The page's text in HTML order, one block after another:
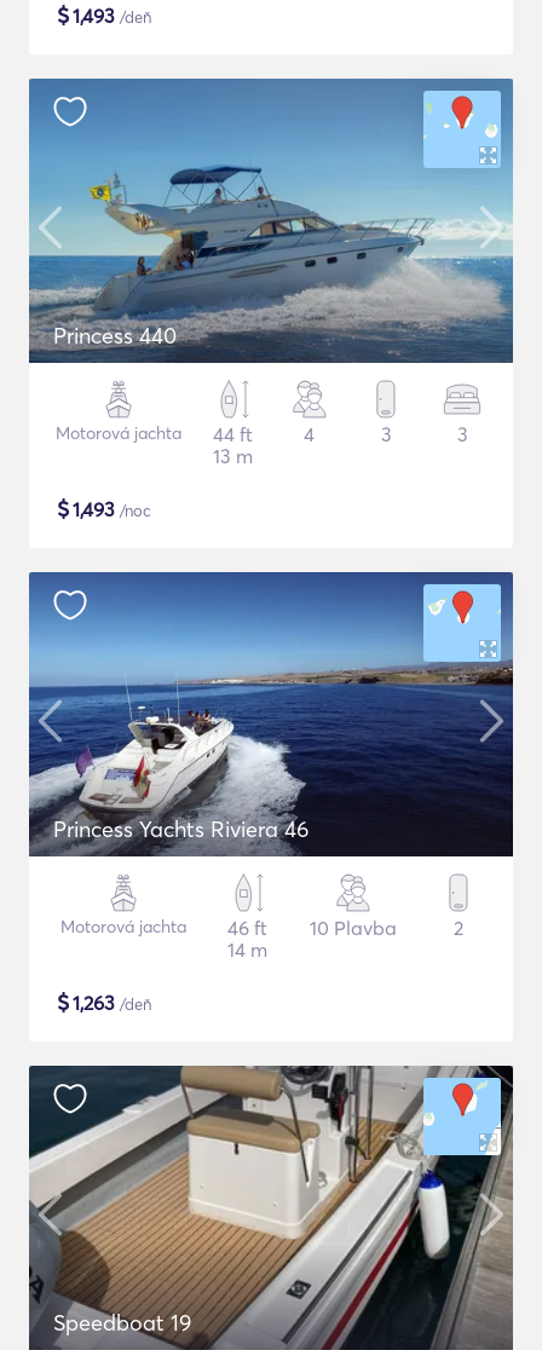
$1,493 /deň
Princess 440
Motorová jachta
44 ft
13 m
4 3 3
$1,493 /noc
Princess Yachts Riviera 46
Motorová jachta
46 ft
14 m
10 Plavba 2
$1,263 /deň
Speedboat 19